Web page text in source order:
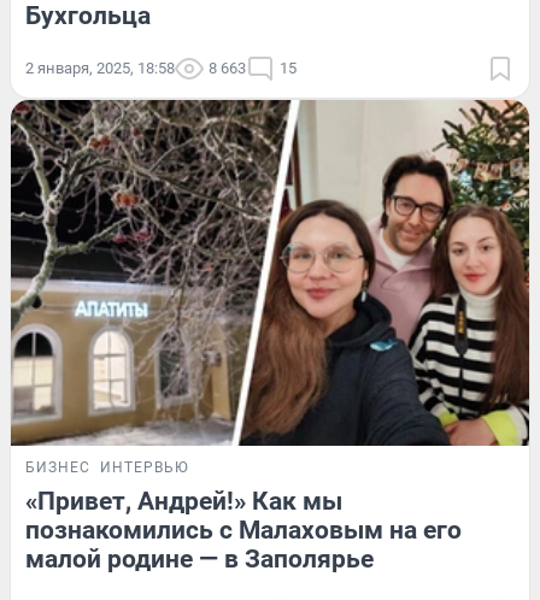
Бухгольца
2 января, 2025, 18:58 8 663 15
БИЗНЕС ИНТЕРВЬЮ
«Привет, Андрей!» Как мы
познакомились с Малаховым на его
малой родине — в Заполярье